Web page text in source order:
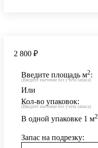
2 800 ₽
Введите площадь м2:
(Введите значение без учета запаса)
Или
Кол-во упаковок:
(Введите значение без учета запаса)
В одной упаковке 1 м2
Запас на подрезку: